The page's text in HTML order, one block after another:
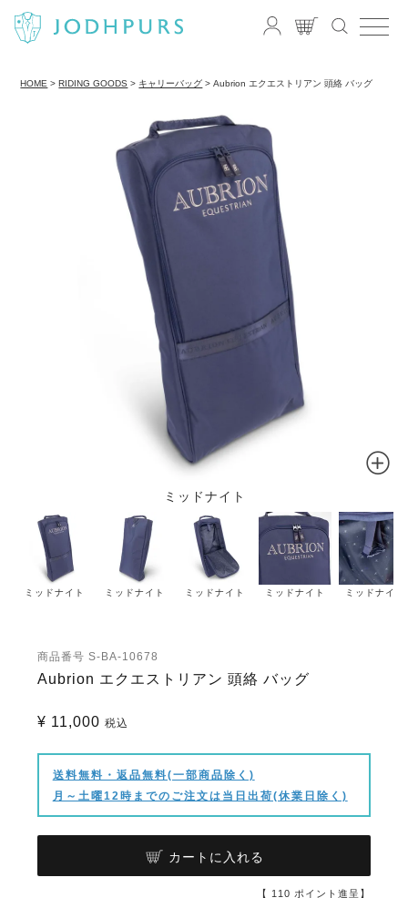
HOME RIDING GOODS キャリーバッグ Aubrion エクエストリアン 頭絡 バッグ
ミッドナイト
ミッドナイト ミッドナイト ミッドナイト ミッドナイト ミッドナイト
商品番号 S-BA-10678
Aubrion エクエストリアン 頭絡 バッグ
¥ 11,000 税込
送料無料・返品無料(一部商品除く)
月～土曜12時までのご注文は当日出荷(休業日除く)
カートに入れる
【 110 ポイント進呈】